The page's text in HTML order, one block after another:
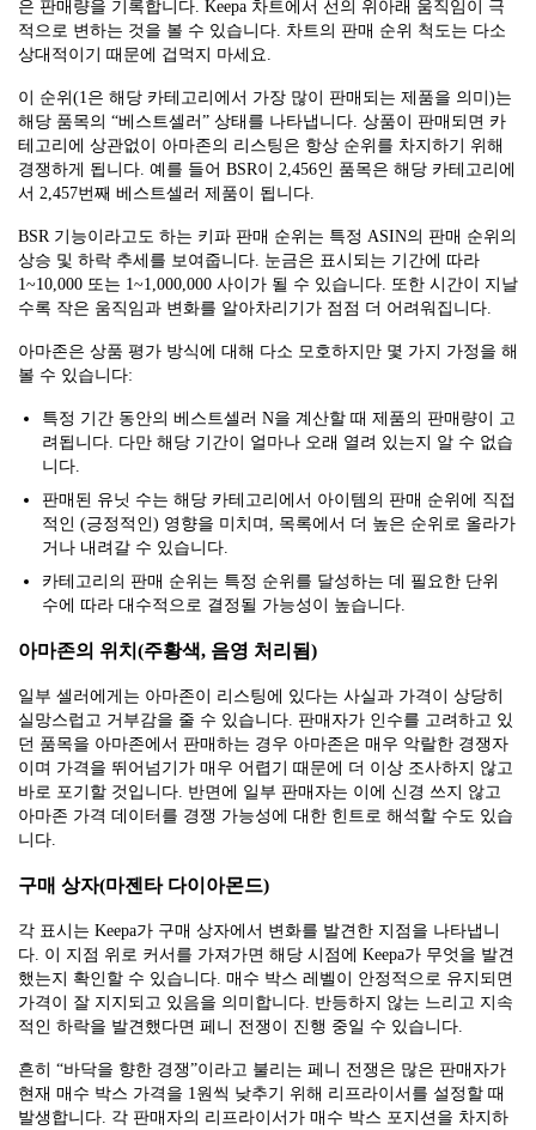
은 판매량을 기록합니다. Keepa 차트에서 선의 위아래 움직임이 극
적으로 변하는 것을 볼 수 있습니다. 차트의 판매 순위 척도는 다소
상대적이기 때문에 겁먹지 마세요.
이 순위(1은 해당 카테고리에서 가장 많이 판매되는 제품을 의미)는
해당 품목의 “베스트셀러” 상태를 나타냅니다. 상품이 판매되면 카
테고리에 상관없이 아마존의 리스팅은 항상 순위를 차지하기 위해
경쟁하게 됩니다. 예를 들어 BSR이 2,456인 품목은 해당 카테고리에
서 2,457번째 베스트셀러 제품이 됩니다.
BSR 기능이라고도 하는 키파 판매 순위는 특정 ASIN의 판매 순위의
상승 및 하락 추세를 보여줍니다. 눈금은 표시되는 기간에 따라
1~10,000 또는 1~1,000,000 사이가 될 수 있습니다. 또한 시간이 지날
수록 작은 움직임과 변화를 알아차리기가 점점 더 어려워집니다.
아마존은 상품 평가 방식에 대해 다소 모호하지만 몇 가지 가정을 해
볼 수 있습니다:
특정 기간 동안의 베스트셀러 N을 계산할 때 제품의 판매량이 고
려됩니다. 다만 해당 기간이 얼마나 오래 열려 있는지 알 수 없습
니다.
판매된 유닛 수는 해당 카테고리에서 아이템의 판매 순위에 직접
적인 (긍정적인) 영향을 미치며, 목록에서 더 높은 순위로 올라가
거나 내려갈 수 있습니다.
카테고리의 판매 순위는 특정 순위를 달성하는 데 필요한 단위
수에 따라 대수적으로 결정될 가능성이 높습니다.
아마존의 위치(주황색, 음영 처리됨)
일부 셀러에게는 아마존이 리스팅에 있다는 사실과 가격이 상당히
실망스럽고 거부감을 줄 수 있습니다. 판매자가 인수를 고려하고 있
던 품목을 아마존에서 판매하는 경우 아마존은 매우 악랄한 경쟁자
이며 가격을 뛰어넘기가 매우 어렵기 때문에 더 이상 조사하지 않고
바로 포기할 것입니다. 반면에 일부 판매자는 이에 신경 쓰지 않고
아마존 가격 데이터를 경쟁 가능성에 대한 힌트로 해석할 수도 있습
니다.
구매 상자(마젠타 다이아몬드)
각 표시는 Keepa가 구매 상자에서 변화를 발견한 지점을 나타냅니
다. 이 지점 위로 커서를 가져가면 해당 시점에 Keepa가 무엇을 발견
했는지 확인할 수 있습니다. 매수 박스 레벨이 안정적으로 유지되면
가격이 잘 지지되고 있음을 의미합니다. 반등하지 않는 느리고 지속
적인 하락을 발견했다면 페니 전쟁이 진행 중일 수 있습니다.
흔히 “바닥을 향한 경쟁”이라고 불리는 페니 전쟁은 많은 판매자가
현재 매수 박스 가격을 1원씩 낮추기 위해 리프라이서를 설정할 때
발생합니다. 각 판매자의 리프라이서가 매수 박스 포지션을 차지하